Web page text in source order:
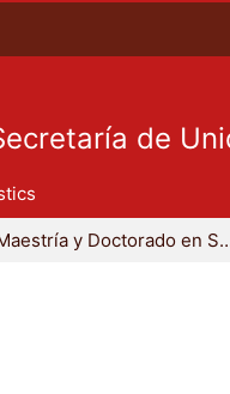
de
Maestría y